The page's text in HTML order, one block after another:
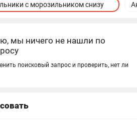
с морозильником снизу
мы ничего не нашли по
поисковый запрос и проверить, нет ли